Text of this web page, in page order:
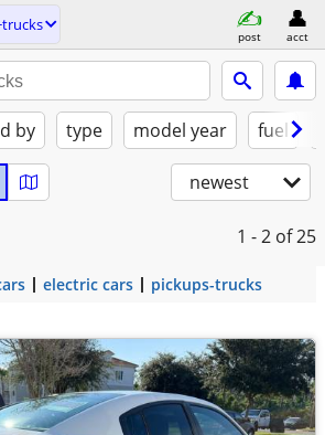
post acct
by type model year fuel
newest
1 - 2 of 25
electric cars pickups-trucks